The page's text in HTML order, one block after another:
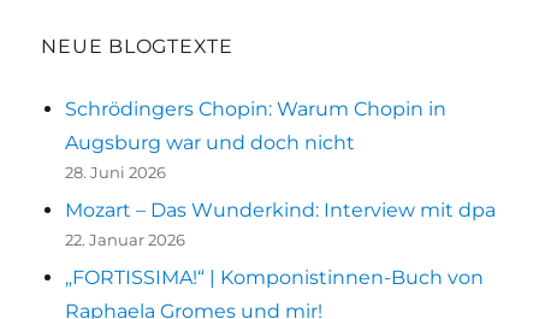
„Cholera-
NEUE BLOGTEXTE
Schrödingers Chopin: Warum Chopin in
Augsburg war und doch nicht
28. Juni 2026
Mozart – Das Wunderkind: Interview mit dpa
22. Januar 2026
„FORTISSIMA!“ | Komponistinnen-Buch von
Raphaela Gromes und mir!